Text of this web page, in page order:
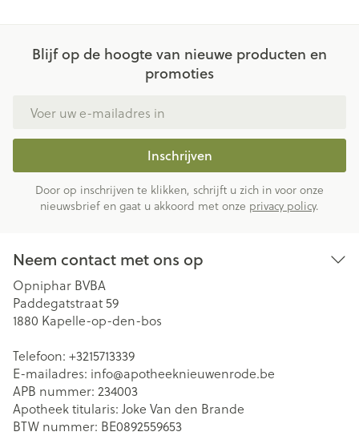
Blijf op de hoogte van nieuwe producten en
promoties
Inschrijven
Door op inschrijven te klikken, schrijft u zich in voor onze
nieuwsbrief en gaat u akkoord met onze privacy policy.
Neem contact met ons op
Opniphar BVBA
Paddegatstraat 59
1880 Kapelle-op-den-bos
Telefoon: +3215713339
E-mailadres: info@apotheeknieuwenrode.be
APB nummer: 234003
Apotheek titularis: Joke Van den Brande
BTW nummer: BE0892559653